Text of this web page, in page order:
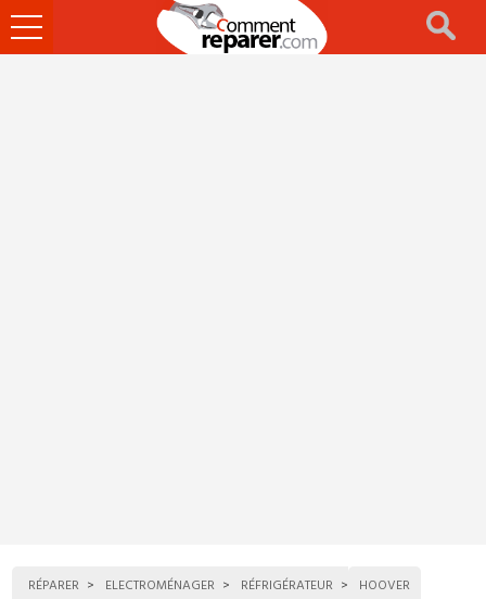
Ouvrir
le
RÉPARER ELECTROMÉNAGER RÉFRIGÉRATEUR HOOVER